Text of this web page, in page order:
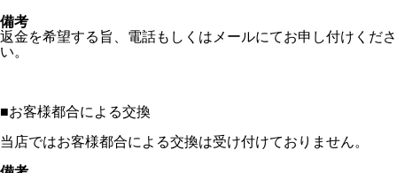
備考
返金を希望する旨、電話もしくはメールにてお申し付けくださ
い。
■お客様都合による交換
当店ではお客様都合による交換は受け付けておりません。